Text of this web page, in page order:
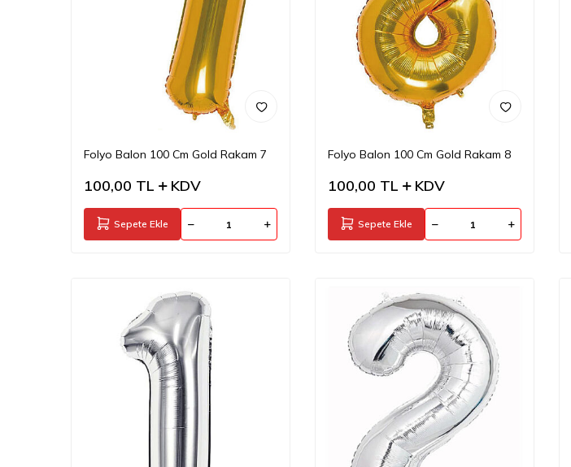
Folyo Balon 100 Cm Gold Rakam 7
100,00 TL KDV
Sepete Ekle
Folyo Balon 100 Cm Gold Rakam 8
100,00 TL KDV
Sepete Ekle